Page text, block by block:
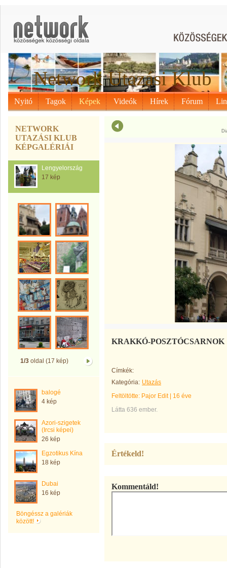
Network Utazási Klub
Nyitó Tagok Képek Videók Hírek Fórum
NETWORK
UTAZÁSI KLUB
KÉPGALÉRIÁI
Lengyelország
17 kép
1/3oldal (17 kép)
balogé
4 kép
Azori-szigetek
(Ircsi képei)
26 kép
Egzotikus Kína
18 kép
Dubai
16 kép
Böngéssz a galériák
között!
KRAKKÓ-POSZTÓCSARNOK
Címkék:
Kategória: Utazás
Feltöltötte: Pajor Edit| 16 éve
Látta 636 ember.
Értékeld!
Kommentáld!